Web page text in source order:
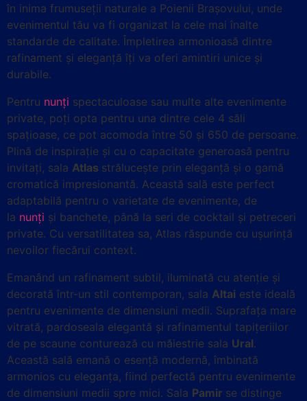
în inima frumuseții naturale a Poienii Brașovului, unde
evenimentul tău va fi organizat la cele mai înalte
standarde de calitate. Împletirea armonioasă dintre
rafinament și eleganță îți va oferi amintiri unice și
durabile.
Pentru nunți spectaculoase sau multe alte evenimente
private, poți opta pentru una dintre cele 4 săli
spațioase, ce pot acomoda între 50 și 650 de persoane.
Plină de inspirație și cu o capacitate generoasă pentru
invitați, sala Atlas strălucește prin eleganță și o gamă
cromatică impresionantă. Această sală este perfect
adaptabilă pentru o varietate de evenimente, de
la nunți și banchete, până la seri de cocktail și petreceri
private. Cu versatilitatea sa, Atlas răspunde cu ușurință
nevoilor fiecărui context.
Emanând un rafinament subtil, iluminată cu atenție și
decorată într-un stil contemporan, sala Altai este ideală
pentru evenimente de dimensiuni medii. Suprafața mare
vitrată, pardoseala elegantă și rafinamentul tapițeriilor
de pe scaune conturează cu măiestrie sala Ural.
Această sală emană o esență modernă, îmbinată
armonios cu eleganța, fiind perfectă pentru evenimente
de dimensiuni medii spre mici. Sala Pamir se distinge